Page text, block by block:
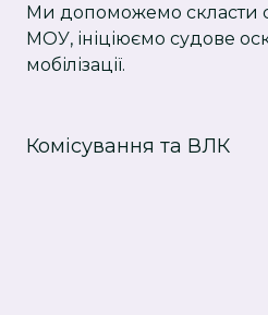
Ми допоможемо скласти
МОУ, ініціюємо судове
мобілізації.
Комісування та ВЛК